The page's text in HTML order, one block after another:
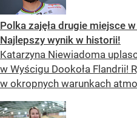
Polka zajęła drugie miejsce
Najlepszy wynik w historii!
Katarzyna Niewiadoma
w Wyścigu Dookoła Flandrii!
w okropnych warunkach